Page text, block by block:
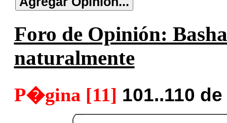
Foro de Opinión:
naturalmente
P�gina [11] 101..110